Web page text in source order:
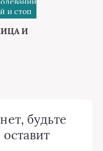
и стоп
И
будьте